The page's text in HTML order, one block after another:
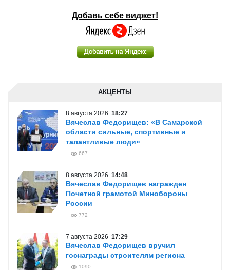
Добавь себе виджет!
АКЦЕНТЫ
8 августа 2026 18:27
Вячеслав Федорищев: «В Самарской
области сильные, спортивные и
талантливые люди»
667
8 августа 2026 14:48
Вячеслав Федорищев награжден
Почетной грамотой Минобороны
России
772
7 августа 2026 17:29
Вячеслав Федорищев вручил
госнаграды строителям региона
1090